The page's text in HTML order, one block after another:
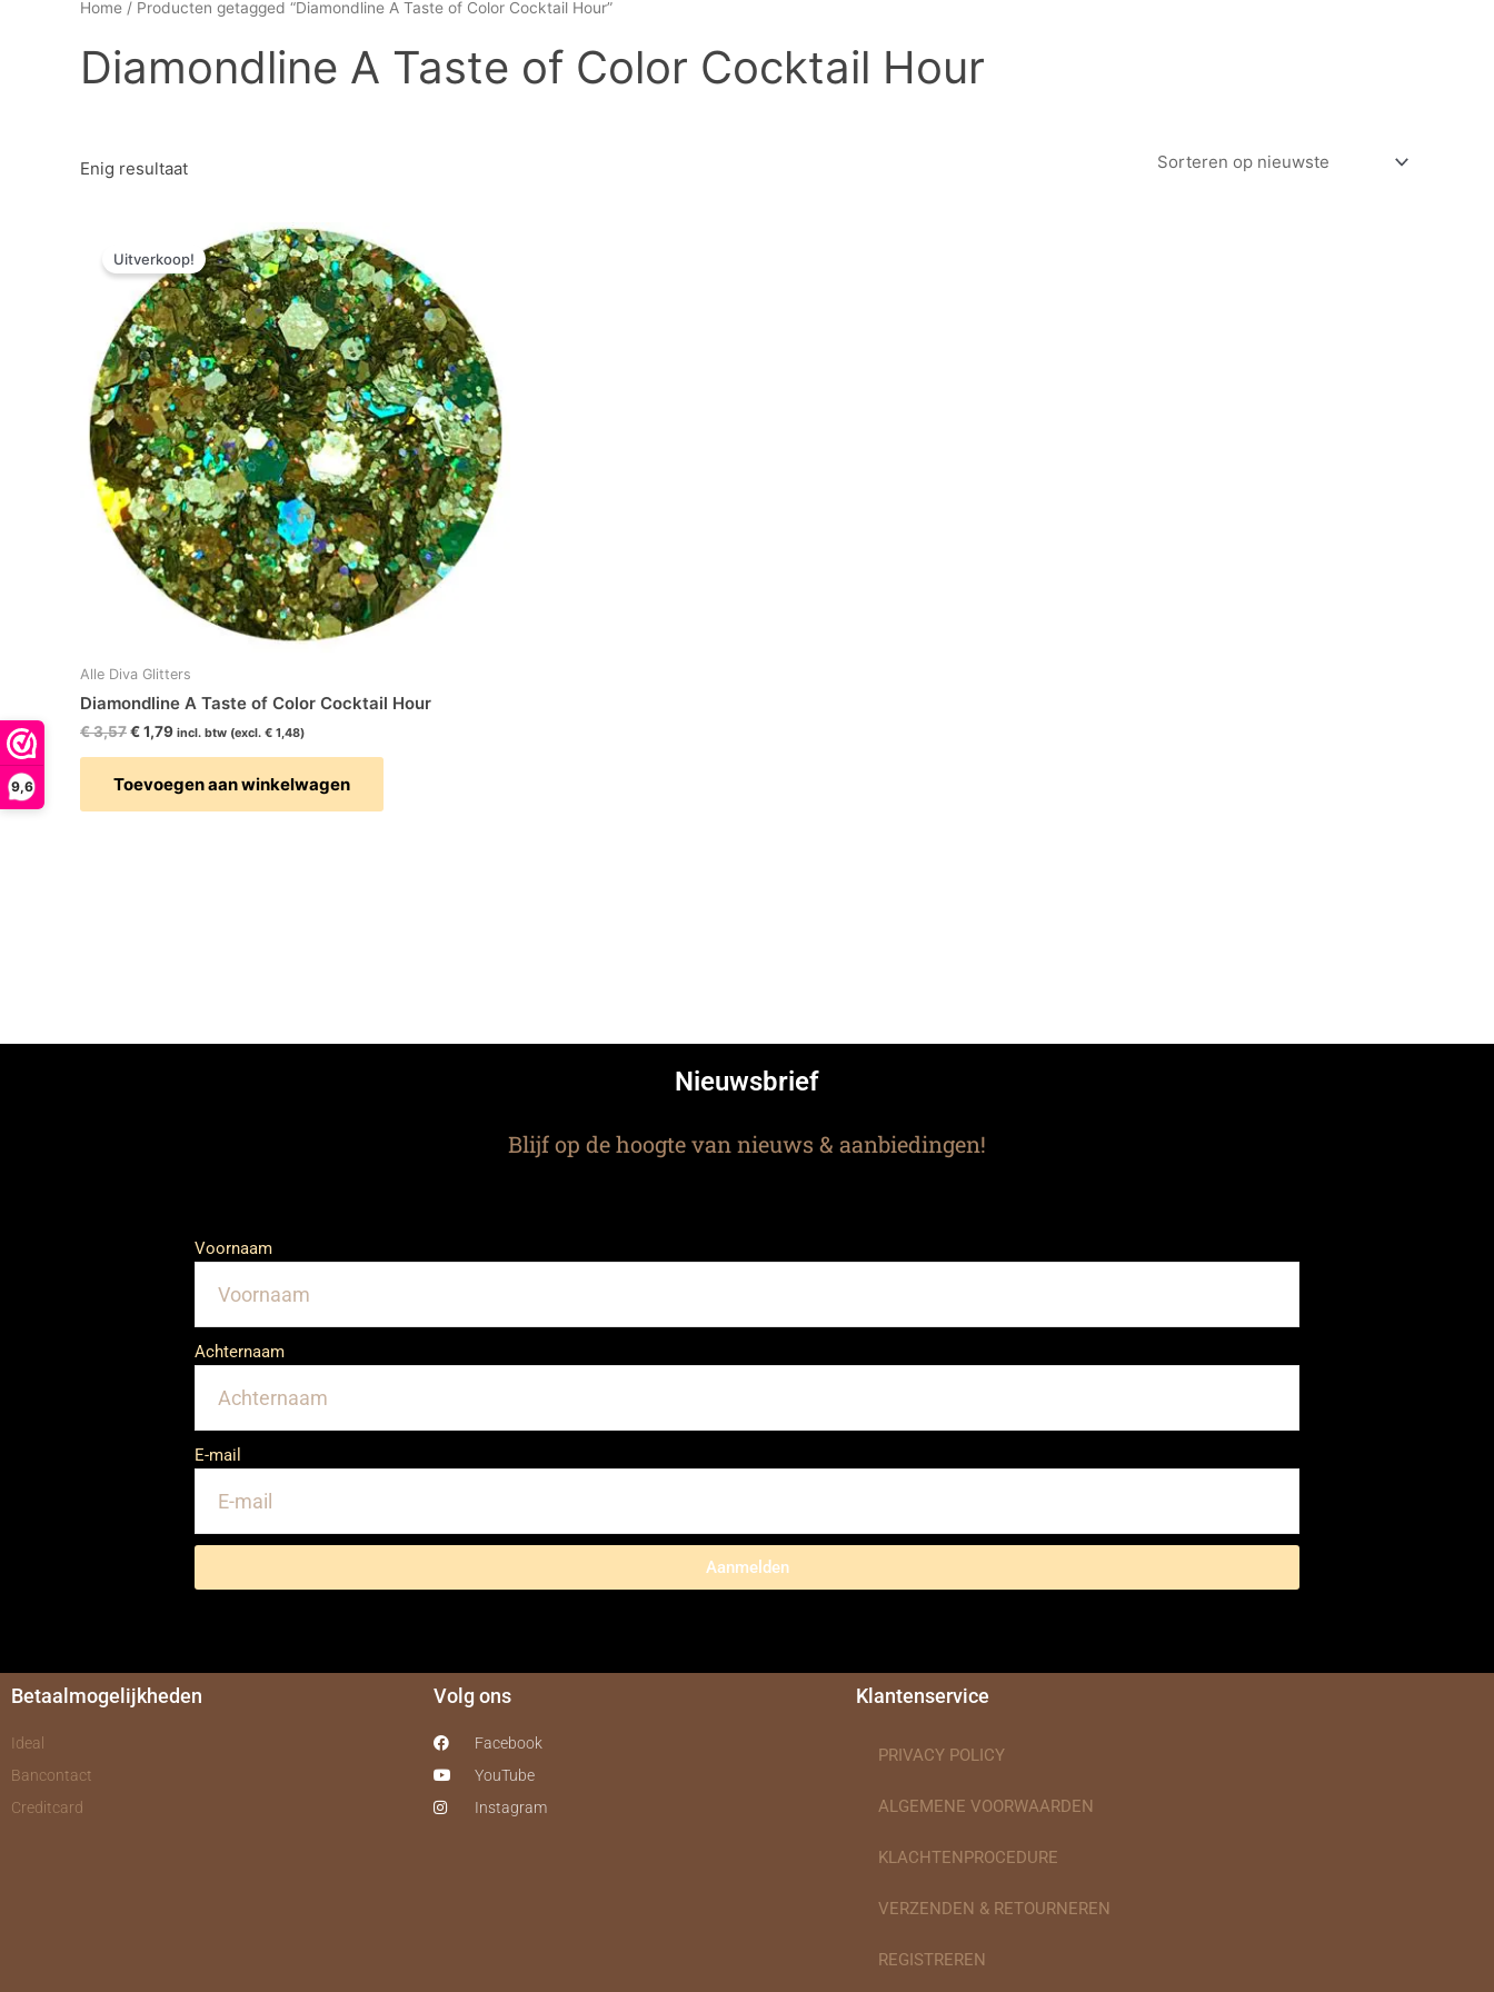
9,6
Home / Producten getagged “Diamondline A Taste of Color Cocktail Hour”
Diamondline A Taste of Color Cocktail Hour
Enig resultaat
Uitverkoop!
Alle Diva Glitters
Diamondline A Taste of Color Cocktail Hour
€3,57
Oorspronkelijke
prijs
was:
€ 3,57.
€1,79
prijs
is:
€ 1,79.
incl. btw (excl. € 1,48)
Toevoegen aan winkelwagen
Nieuwsbrief
Blijf op de hoogte van nieuws & aanbiedingen!
Voornaam
Achternaam
E-mail
Aanmelden
Betaalmogelijkheden
Ideal
Bancontact
Creditcard
Volg ons
Facebook
YouTube
Instagram
Klantenservice
PRIVACY POLICY
ALGEMENE VOORWAARDEN
KLACHTENPROCEDURE
VERZENDEN & RETOURNEREN
REGISTREREN